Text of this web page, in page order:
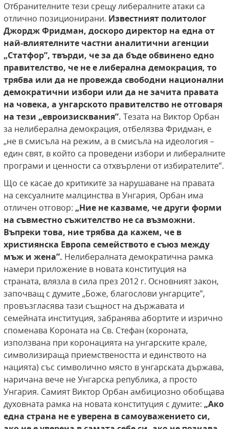
Отбранителните тези срещу либералните атаки са
отлично позиционирани. Известният политолог
Джордж Фридман, доскоро директор на една от
най-влиятелните частни аналитични агенции
„Статфор”, твърди, че за да бъде обвинено едно
правителство, че не е либерална демокрация, то
трябва или да не провежда свободни национални
демократични избори или да не зачита правата
на човека, а унгарското правителство не отговаря
на тези „евроизисквания”. Тезата на Виктор Орбан
за нелиберална демокрация, отбелязва Фридман, е
„не в смисъла на режим, а в смисъла на идеология –
един свят, в който са проведени избори и либералните
програми и ценности са отхвърлени от избирателите”.
Що се касае до критиките за нарушаване на правата
на сексуалните малцинства в Унгария, Орбан има
отличен отговор: „Ние не казваме, че други форми
на съвместно съжителство не са възможни.
Въпреки това, ние трябва да кажем, че в
християнска Европа семейството е съюз между
мъж и жена”. Нелибералната демократична рамка
намери приложение в новата конституция на
страната, влязла в сила през 2012 г. Основният закон,
започващ с думите „Боже, благослови унгарците”,
провъзгласява тази същност на държавата и
семейната институция, забранява абортите и изрично
споменава Короната на Св. Стефан (короната,
използвана при коронацията на унгарските крале,
символизираща приемствеността и единството на
нацията) със символично място в унгарската държава,
наричана вече не Унгарска република, а просто
Унгария. Самият Виктор Орбан амбициозно обобщава
духовната рамка на новата конституция с думите: „Ако
една страна не е уверена в самоуважението си,